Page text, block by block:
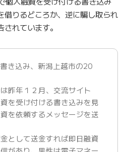
借りるどころか、逆に騙し取られ
れています。
き込み、新潟上越市の20
昨年１２月、交流サイト
を受け付ける書き込みを見
を依頼するメッセージを送
として送金すれば即日融資